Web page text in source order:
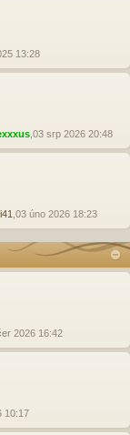
13:28
,03 srp 2026 20:48
,03 úno 2026 18:23
2026 16:42
10:17